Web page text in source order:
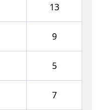
13
9
5
7